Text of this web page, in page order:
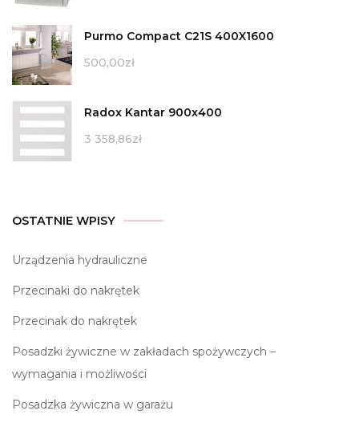
Purmo Compact C21S 400X1600
500,00zł
Radox Kantar 900x400
3 358,86zł
OSTATNIE WPISY
Urządzenia hydrauliczne
Przecinaki do nakrętek
Przecinak do nakrętek
Posadzki żywiczne w zakładach spożywczych –
wymagania i możliwości
Posadzka żywiczna w garażu